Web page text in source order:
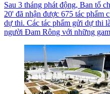
Sau 3 tháng phát động, Ban tổ
20' đã nhận được 675 tác phẩm
dự thi. Các tác phẩm gửi dự thi
người Đam Rông với những